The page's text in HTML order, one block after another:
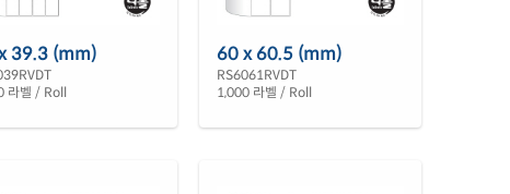
39.3 (mm)
라벨 / Roll
60 x 60.5 (mm)
RS6061RVDT
1,000 라벨 / Roll